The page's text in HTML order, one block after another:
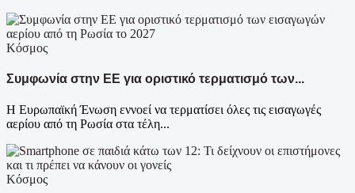
Κόσμος
Συμφωνία στην ΕΕ για οριστικό τερματισμό των...
Η Ευρωπαϊκή Ένωση εννοεί να τερματίσει όλες τις εισαγωγές
αερίου από τη Ρωσία στα τέλη...
Κόσμος